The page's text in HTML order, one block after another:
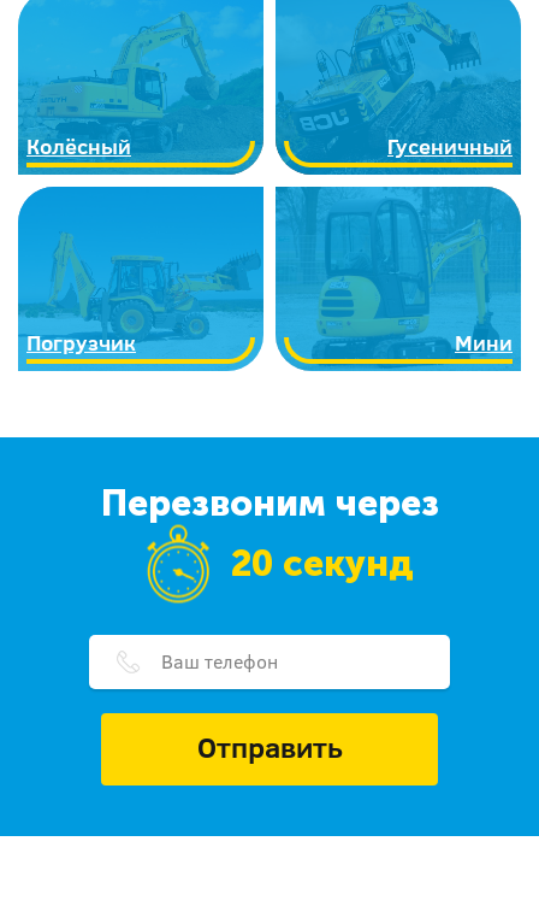
Колёсный Гусеничный
Погрузчик Мини
Перезвоним через
20 секунд
Отправить